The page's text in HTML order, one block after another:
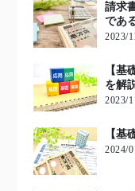
請求
であ
2023/
【基
を解
2023/
【基
2024/